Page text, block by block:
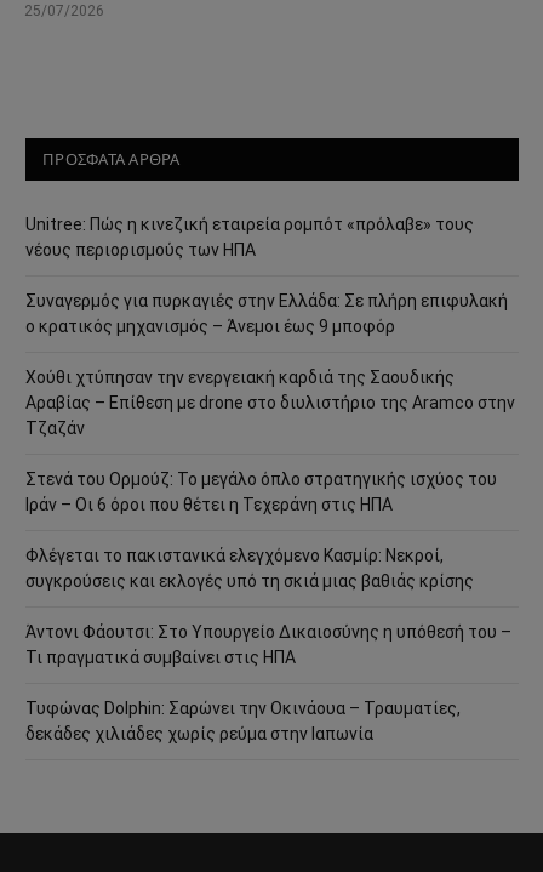
25/07/2026
ΠΡΟΣΦΑΤΑ ΑΡΘΡΑ
Unitree: Πώς η κινεζική εταιρεία ρομπότ «πρόλαβε» τους
νέους περιορισμούς των ΗΠΑ
Συναγερμός για πυρκαγιές στην Ελλάδα: Σε πλήρη επιφυλακή
ο κρατικός μηχανισμός – Άνεμοι έως 9 μποφόρ
Χούθι χτύπησαν την ενεργειακή καρδιά της Σαουδικής
Αραβίας – Επίθεση με drone στο διυλιστήριο της Aramco στην
Τζαζάν
Στενά του Ορμούζ: Το μεγάλο όπλο στρατηγικής ισχύος του
Ιράν – Οι 6 όροι που θέτει η Τεχεράνη στις ΗΠΑ
Φλέγεται το πακιστανικά ελεγχόμενο Κασμίρ: Νεκροί,
συγκρούσεις και εκλογές υπό τη σκιά μιας βαθιάς κρίσης
Άντονι Φάουτσι: Στο Υπουργείο Δικαιοσύνης η υπόθεσή του –
Τι πραγματικά συμβαίνει στις ΗΠΑ
Τυφώνας Dolphin: Σαρώνει την Οκινάουα – Τραυματίες,
δεκάδες χιλιάδες χωρίς ρεύμα στην Ιαπωνία